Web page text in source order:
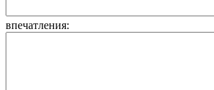
впечатления: